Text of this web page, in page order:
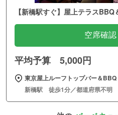
【新橋駅すぐ】屋上テラス
空席確
平均予算 5,000円
東京屋上ルーフトップバー＆
新橋駅 徒歩1分／都道府県不明